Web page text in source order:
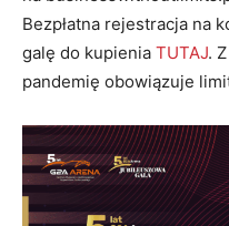
Bezpłatna rejestracja na
galę do kupienia TUTAJ.
pandemię obowiązuje